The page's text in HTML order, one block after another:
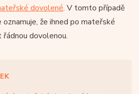
dovolené. V tomto případě
že ihned po mateřské
dovolenou.